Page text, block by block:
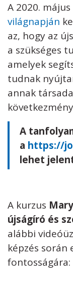
A 2020. május
világnapján
az, hogy az
a szükséges
amelyek
tudnak
annak
A
a https://
lehet
A kurzus
újságíró és
alábbi
képzés
fontosságára: